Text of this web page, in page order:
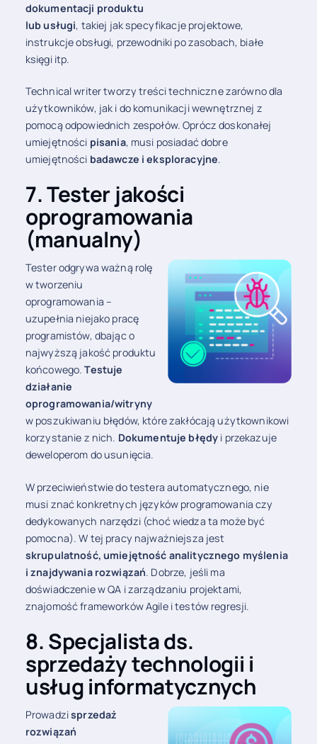
dokumentacji produktu
lub usługi, takiej jak specyfikacje projektowe,
instrukcje obsługi, przewodniki po zasobach, białe
księgi itp.
Technical writer tworzy treści techniczne zarówno dla
użytkowników, jak i do komunikacji wewnętrznej z
pomocą odpowiednich zespołów. Oprócz doskonałej
umiejętności pisania, musi posiadać dobre
umiejętności badawcze i eksploracyjne.
7. Tester jakości
oprogramowania
(manualny)
Tester odgrywa ważną rolę
w tworzeniu
oprogramowania –
uzupełnia niejako pracę
programistów, dbając o
najwyższą jakość produktu
końcowego.Testuje
działanie
oprogramowania/witryny
w poszukiwaniu błędów, które zakłócają użytkownikowi
korzystanie z nich. Dokumentuje błędy i przekazuje
deweloperom do usunięcia.
W przeciwieństwie do testera automatycznego, nie
musi znać konkretnych języków programowania czy
dedykowanych narzędzi (choć wiedza ta może być
pomocna). W tej pracy najważniejsza jest
skrupulatność, umiejętność analitycznego myślenia
i znajdywania rozwiązań. Dobrze, jeśli ma
doświadczenie w QA i zarządzaniu projektami,
znajomość frameworków Agile i testów regresji.
8. Specjalista ds.
sprzedaży technologii i
usług informatycznych
Prowadzisprzedaż
rozwiązań